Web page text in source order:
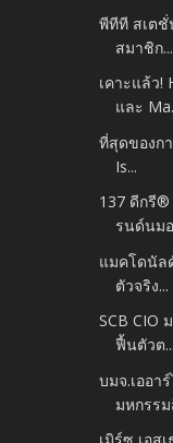
พีทีที สเตชั่
สมาชิก...
เคาะแล้ว!
และ
ที่สุดของก
Is...
137 ดีกรี
รนด์นมอ
แมคโดนัล
ตัวจริง...
SCB CIO
ฟื้นตัวต...
บมจ.เออา
มหกรร